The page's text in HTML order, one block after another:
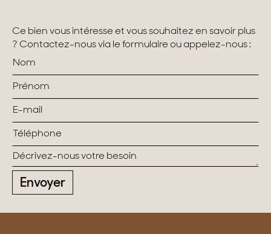
Ce bien vous intéresse et vous souhaitez en savoir plus
? Contactez-nous via le formulaire ou appelez-nous :
Envoyer